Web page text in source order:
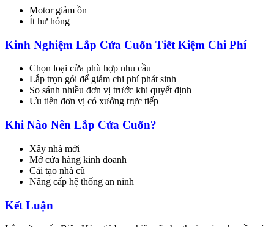
Motor giảm ồn
Ít hư hỏng
Kinh Nghiệm Lắp Cửa Cuốn Tiết Kiệm Chi Phí
Chọn loại cửa phù hợp nhu cầu
Lắp trọn gói để giảm chi phí phát sinh
So sánh nhiều đơn vị trước khi quyết định
Ưu tiên đơn vị có xưởng trực tiếp
Khi Nào Nên Lắp Cửa Cuốn?
Xây nhà mới
Mở cửa hàng kinh doanh
Cải tạo nhà cũ
Nâng cấp hệ thống an ninh
Kết Luận